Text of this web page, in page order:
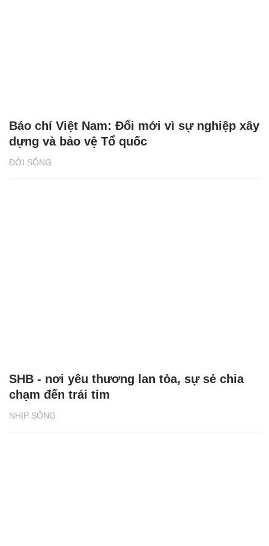
ĐỜI SỐNG
Báo chí Việt Nam: Đổi mới vì sự nghiệp xây
dựng và bảo vệ Tổ quốc
NHỊP SỐNG
SHB - nơi yêu thương lan tỏa, sự sẻ chia
chạm đến trái tim